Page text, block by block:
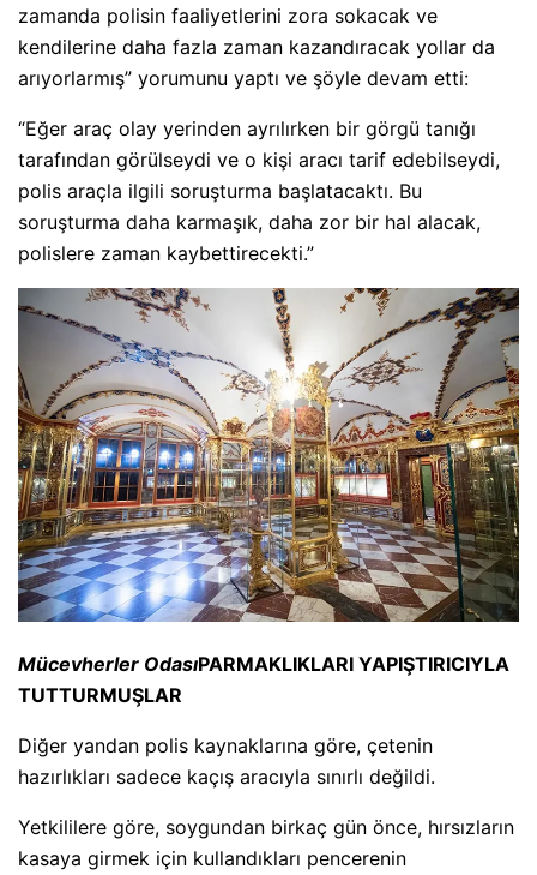
zamanda polisin faaliyetlerini zora sokacak ve
kendilerine daha fazla zaman kazandıracak yollar da
arıyorlarmış” yorumunu yaptı ve şöyle devam etti:
“Eğer araç olay yerinden ayrılırken bir görgü tanığı
tarafından görülseydi ve o kişi aracı tarif edebilseydi,
polis araçla ilgili soruşturma başlatacaktı. Bu
soruşturma daha karmaşık, daha zor bir hal alacak,
polislere zaman kaybettirecekti.”
Mücevherler OdasıPARMAKLIKLARI YAPIŞTIRICIYLA
TUTTURMUŞLAR
Diğer yandan polis kaynaklarına göre, çetenin
hazırlıkları sadece kaçış aracıyla sınırlı değildi.
Yetkililere göre, soygundan birkaç gün önce, hırsızların
kasaya girmek için kullandıkları pencerenin